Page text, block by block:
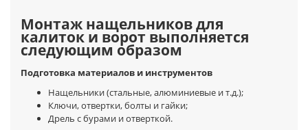
Монтаж нащельников для
калиток и ворот выполняется
следующим образом
Подготовка материалов и инструментов
Нащельники (стальные, алюминиевые и т.д.);
Ключи, отвертки, болты и гайки;
Дрель с бурами и отверткой.